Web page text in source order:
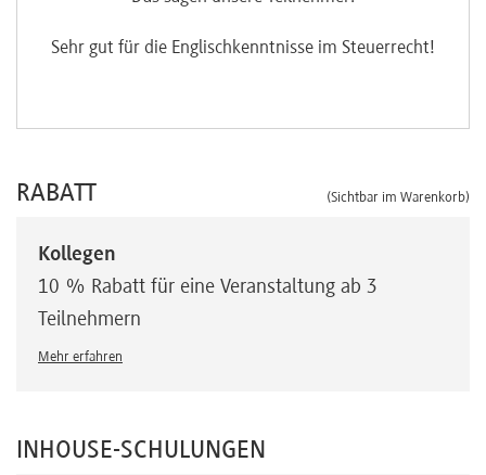
Sehr gut für die Englischkenntnisse im Steuerrecht!
RABATT (Sichtbar im Warenkorb)
Kollegen
10 % Rabatt für eine Veranstaltung ab 3
Teilnehmern
Mehr erfahren
INHOUSE-SCHULUNGEN